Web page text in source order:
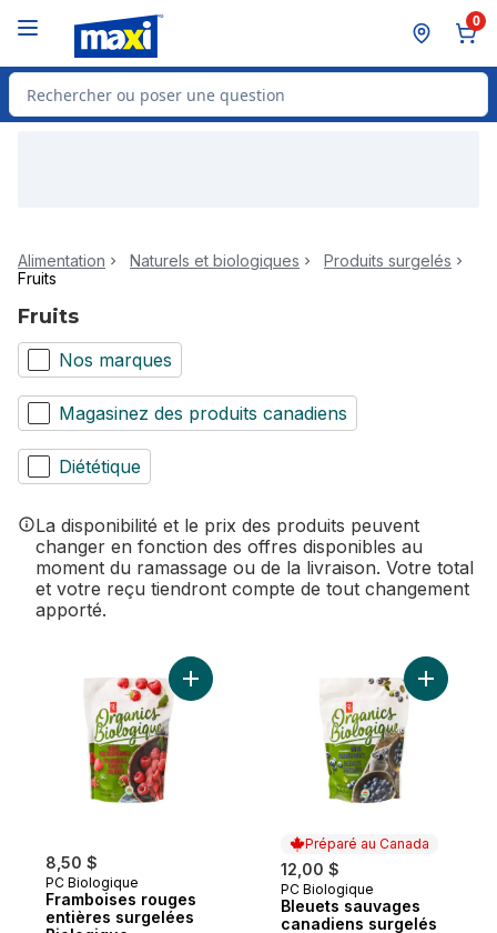
0
Rechercher des produits
Alimentation Naturels et biologiques
Produits surgelés
Fruits
Fruits
Nos marques
Magasinez des produits canadiens
Diététique
La disponibilité et le prix des produits peuvent
changer en fonction des offres disponibles au
moment du ramassage ou de la livraison. Votre total
et votre reçu tiendront compte de tout changement
apporté.
8,50 $
PC Biologique
Framboises rouges
entières surgelées
Ajouter Framboises rouges entières
Préparé au Canada
12,00 $
Préparé au Canada
PC Biologique
Bleuets sauvages
canadiens surgelés
Ajouter